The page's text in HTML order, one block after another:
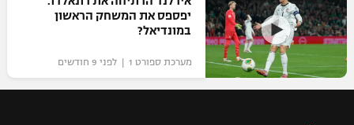
יפספס את המשחק הראשון
במונדיאל?
מערכת ספורט 1 | לפני 9 חודשים